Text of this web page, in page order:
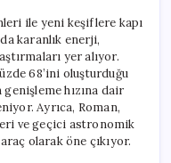
ile yeni keşiflere kapı
karanlık enerji,
yer alıyor.
68’ini oluşturduğu
hızına dair
Ayrıca, Roman,
ve geçici astronomik
olarak öne çıkıyor.